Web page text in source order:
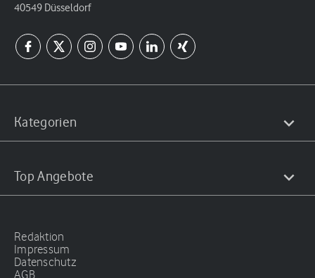
40549 Düsseldorf
Kategorien
Top Angebote
Redaktion
Impressum
Datenschutz
AGB